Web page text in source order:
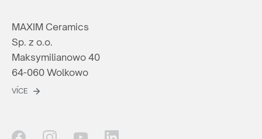
MAXIM Ceramics
Sp. z o.o.
Maksymilianowo 40
64-060 Wolkowo
VÍCE